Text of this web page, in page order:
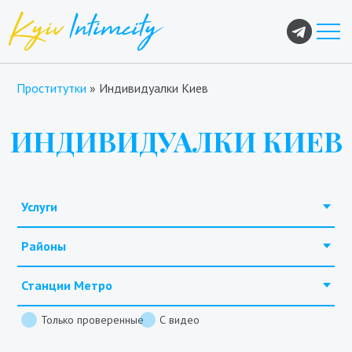
Проститутки » Индивидуалки Киев
ИНДИВИДУАЛКИ КИЕВ
Услуги
Районы
Станции Метро
Только проверенные С видео